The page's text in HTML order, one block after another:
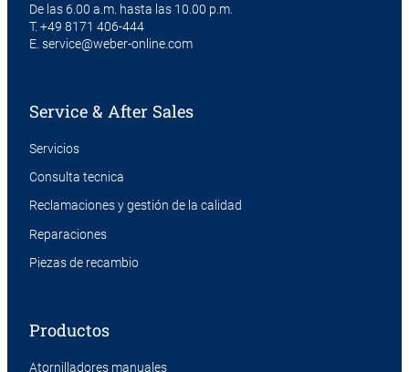
De las 6.00 a.m. hasta las 10.00 p.m.
T. +49 8171 406-444
E. service@weber-online.com
Service & After Sales
Servicios
Consulta tecnica
Reclamaciones y gestión de la calidad
Reparaciones
Piezas de recambio
Productos
Atornilladores manuales